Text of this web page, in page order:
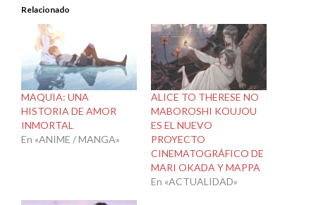
Relacionado
MAQUIA: UNA
HISTORIA DE AMOR
INMORTAL
En «ANIME / MANGA»
ALICE TO THERESE NO
MABOROSHI KOUJOU
ES EL NUEVO
PROYECTO
CINEMATOGRÁFICO DE
MARI OKADA Y MAPPA
En «ACTUALIDAD»